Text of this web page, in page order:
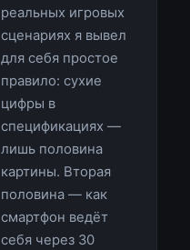
реальных игровых
сценариях я вывел
для себя простое
правило: сухие
цифры в
спецификациях —
лишь половина
картины. Вторая
половина — как
смартфон ведёт
себя через 30